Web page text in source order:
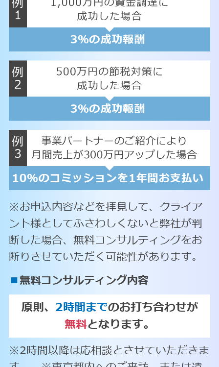
※お申込内容などを拝見して、クライア
ント様としてふさわしくないと弊社が判
断した場合、無料コンサルティングをお
断りさせていただく可能性があります。
■無料コンサルティング内容
原則、 2時間までのお打ち合わせが
無料となります。
※2時間以降は応相談とさせていただきま